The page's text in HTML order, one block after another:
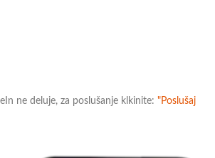
ne deluje, za poslušanje klkinite: "Poslušaj